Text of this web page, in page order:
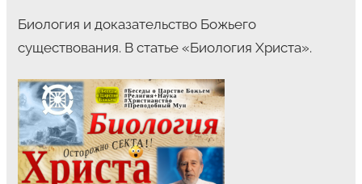
Биология и доказательство Божьего
существования. В статье «Биология Христа».